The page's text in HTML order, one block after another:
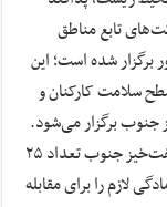
تابع مناطق
برگزار شده است؛ این
سلامت کارکنان و
برگزار می‌شود.
این مقام مسئول افزود: هم‌اکنون در گستره مناطق نفت‌خیز جنوب تعداد ۲۵
لازم را برای مقابله